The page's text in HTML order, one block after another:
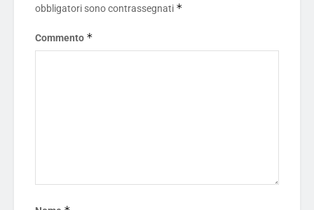
obbligatori sono contrassegnati *
Commento *